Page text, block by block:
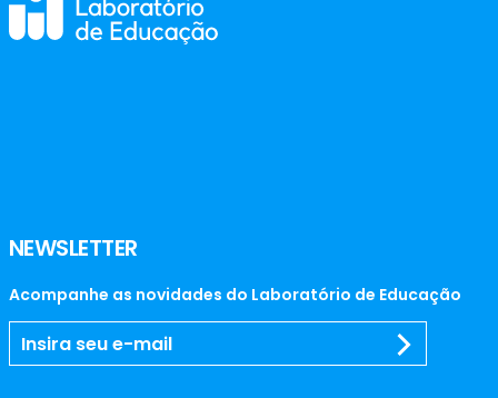
NEWSLETTER
Acompanhe as novidades do Laboratório de Educação